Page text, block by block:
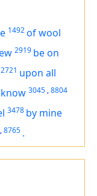
1492of wool
2919 be on
2721 upon all
3045 ,8804
3478 by mine
,8765 .